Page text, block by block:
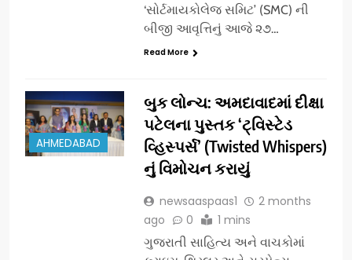
‘સોર્ટમાયકોલેજ સમિટ’ (SMC) ની
બીજી આવૃત્તિનું આજે ૨૭…
Read More
AHMEDABAD
બુક લોન્ચ: અમદાવાદમાં દીક્ષા
પટેલના પુસ્તક ‘ટ્વિસ્ટેડ
વ્હિસ્પર્સ’ (Twisted Whispers)
નું વિમોચન કરાયું
newsaaspaas1
2 months
ago
0 1 mins
ગુજરાતી સાહિત્ય અને વાચકોમાં